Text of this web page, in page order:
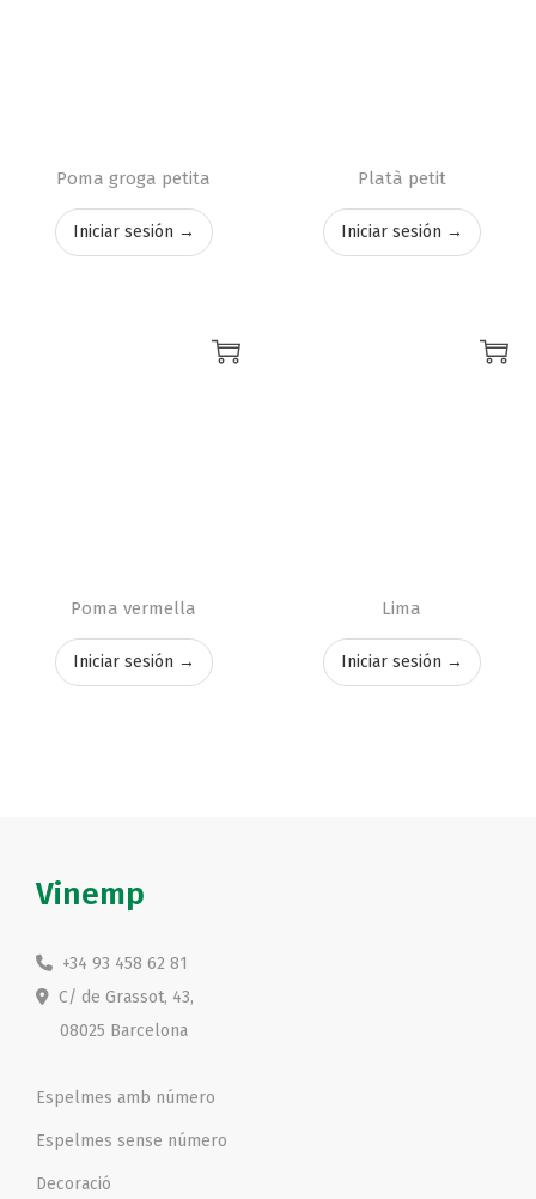
Poma groga petita
Iniciar sesión →
Platà petit
Iniciar sesión →
Poma vermella
Iniciar sesión →
Lima
Iniciar sesión →
Vinemp
+34 93 458 62 81
C/ de Grassot, 43,
08025 Barcelona
Espelmes amb número
Espelmes sense número
Decoració